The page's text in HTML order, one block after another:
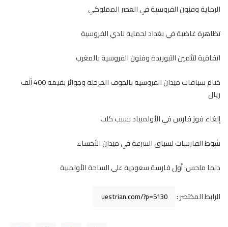
الرماية وفنون الفروسية في العصر المملوكي
تظاهرة غاضبة في بغداد لحماية نادي الفروسية
اتفاقية لتثمين التبوريدة وفنون الفروسية بالمغرب
ختام سباقات ميدان الفروسية بالجوف المرحلة وجوائز بقيمة 400 ألف
ريال
إلغاء فوز فارس في الأولمبياد بسبب كلب
شوط الفارسات لسباق السرعة في ميدان الأحساء
دلما ملحس: أول فارسة سعودية على الساحة الأولمبية
الرابط المختصر :